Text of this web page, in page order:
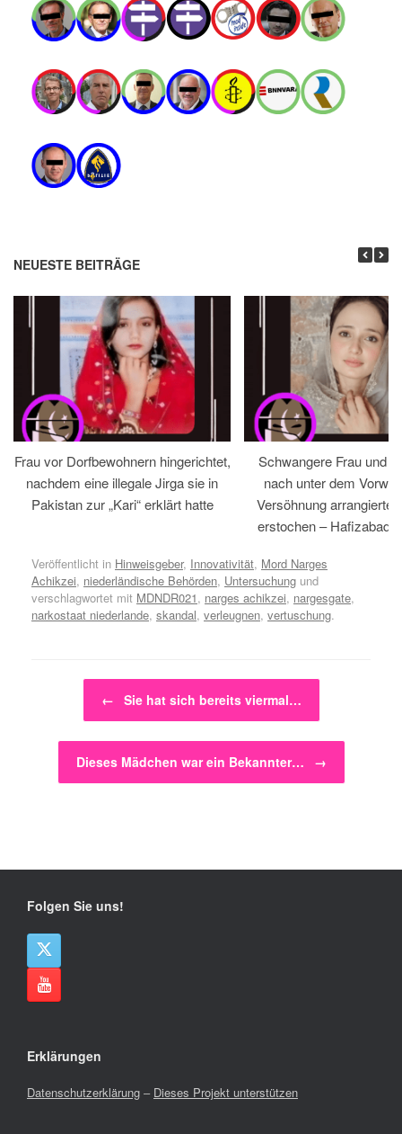
NEUESTE BEITRÄGE
Frau vor Dorfbewohnern hingerichtet,
nachdem eine illegale Jirga sie in
Pakistan zur „Kari“ erklärt hatte
Schwangere Frau und
nach unter dem
Versöhnung
erstochen – Hafizabad,
Veröffentlicht in Hinweisgeber, Innovativität, Mord Narges
Achikzei, niederländische Behörden, Untersuchung und
verschlagwortet mit MDNDR021, narges achikzei, nargesgate,
narkostaat niederlande, skandal, verleugnen, vertuschung.
Beitragsnavigation
← Sie hat sich bereits viermal…
Dieses Mädchen war ein Bekannter… →
Folgen Sie uns!
Erklärungen
Datenschutzerklärung – Dieses Projekt unterstützen